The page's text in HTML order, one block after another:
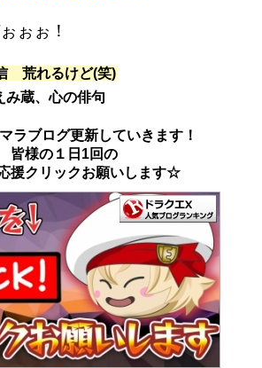
ぉぉ！
荒れるけど(笑)
の俳句
ラブログ更新していきます！
皆様の１日1回の
援クリックお願いします☆